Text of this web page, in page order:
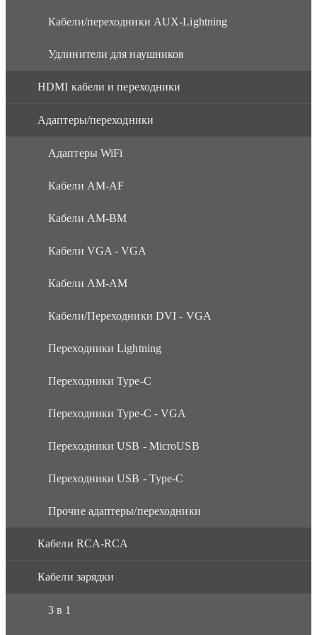
Кабели/переходники AUX-Lightning
Удлинители для наушников
HDMI кабели и переходники
Адаптеры/переходники
Адаптеры WiFi
Кабели AM-AF
Кабели AM-BM
Кабели VGA - VGA
Кабели АМ-АМ
Кабели/Переходники DVI - VGA
Переходники Lightning
Переходники Type-C
Переходники Type-C - VGA
Переходники USB - MicroUSB
Переходники USB - Type-C
Прочие адаптеры/переходники
Кабели RCA-RCA
Кабели зарядки
3 в 1